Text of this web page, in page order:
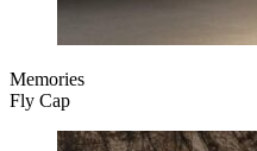
Memories
Fly Cap